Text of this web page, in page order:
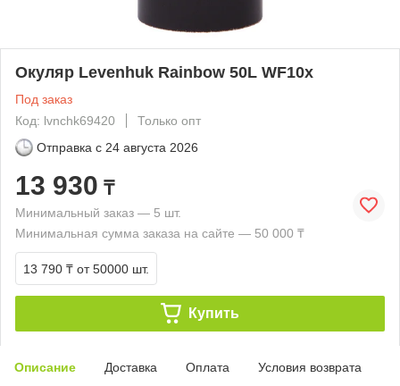
Окуляр Levenhuk Rainbow 50L WF10x
Под заказ
Код: lvnchk69420
Только опт
Отправка с 24 августа 2026
13 930 ₸
Минимальный заказ — 5 шт.
Минимальная сумма заказа на сайте — 50 000 ₸
13 790 ₸ от 50000 шт.
Купить
Описание Доставка Оплата Условия возврата